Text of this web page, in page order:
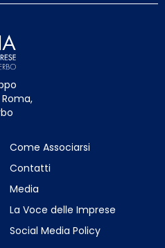
Come Associarsi
Contatti
Media
La Voce delle Imprese
Social Media Policy